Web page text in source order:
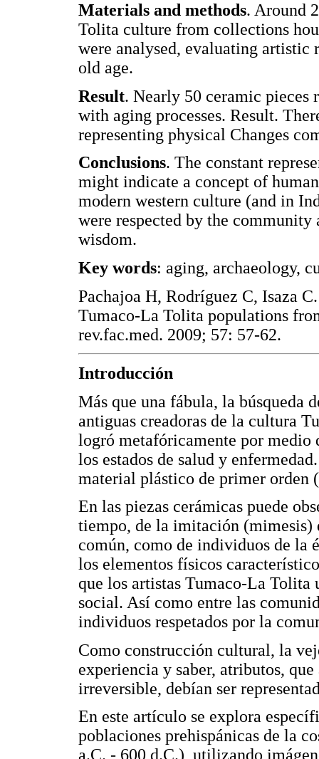
Materials and methods. Around
Tolita culture from collections
were analysed, evaluating artistic
old age.
Result. Nearly 50 ceramic pieces
with aging processes. Result.
representing physical Changes
Conclusions. The constant
might indicate a concept of
modern western culture (and in
were respected by the
wisdom.
Key words: aging, archaeology,
Pachajoa H, Rodríguez C, Isaza
Tumaco-La Tolita populations
rev.fac.med. 2009; 57: 57-62.
Introducción
Más que una fábula, la búsqueda
antiguas creadoras de la cultura
logró metafóricamente por medio
los estados de salud y
material plástico de primer orden
En las piezas cerámicas puede
tiempo, de la imitación (mimesis)
común, como de individuos de la
los elementos físicos
que los artistas Tumaco-La
social. Así como entre las
individuos respetados por la
Como construcción cultural, la
experiencia y saber, atributos,
irreversible, debían ser
En este artículo se explora
poblaciones prehispánicas de la
a.C. - 600 d.C.), utilizando